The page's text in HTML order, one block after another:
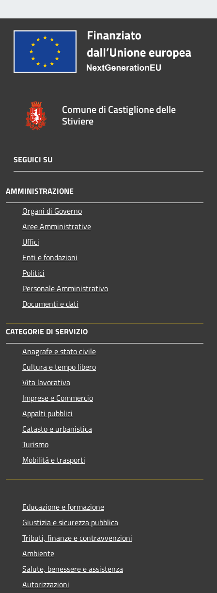
Comune di Castiglione delle
Stiviere
SEGUICI SU
AMMINISTRAZIONE
Organi di Governo
Aree Amministrative
Uffici
Enti e fondazioni
Politici
Personale Amministrativo
Documenti e dati
CATEGORIE DI SERVIZIO
Anagrafe e stato civile
Cultura e tempo libero
Vita lavorativa
Imprese e Commercio
Appalti pubblici
Catasto e urbanistica
Turismo
Mobilità e trasporti
Educazione e formazione
Giustizia e sicurezza pubblica
Tributi, finanze e contravvenzioni
Ambiente
Salute, benessere e assistenza
Autorizzazioni